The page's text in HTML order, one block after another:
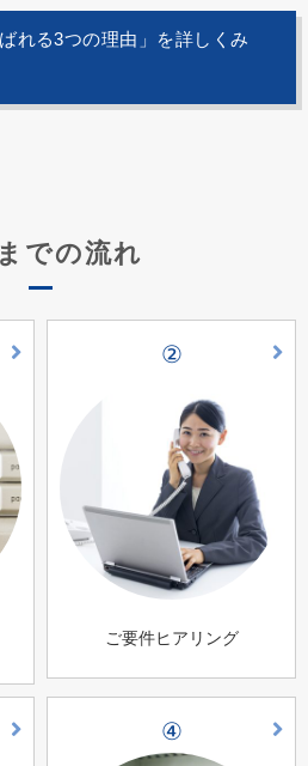
れる3つの理由」を詳しくみ
での流れ
②
ご要件ヒアリング
④